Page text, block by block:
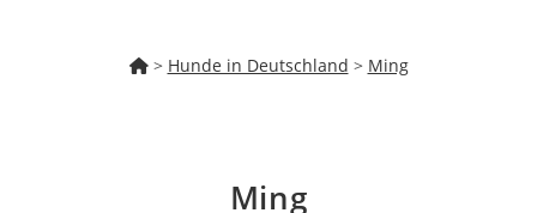
> Hunde in Deutschland > Ming
Ming